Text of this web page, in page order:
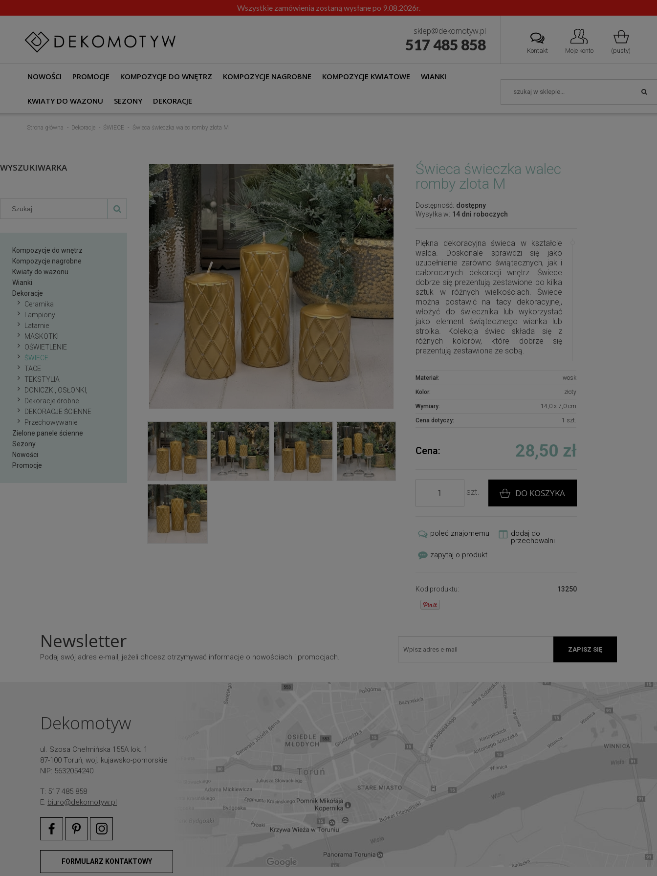
Wszystkie zamówienia zostaną wysłane po 9.08.2026r.
Kontakt Moje konto (pusty)
sklep@dekomotyw.pl
517 485 858
NOWOŚCI PROMOCJE KOMPOZYCJE DO WNĘTRZ KOMPOZYCJE NAGROBNE KOMPOZYCJE KWIATOWE WIANKI
KWIATY DO WAZONU SEZONY DEKORACJE
Strona główna Dekoracje ŚWIECE Świeca świeczka walec romby zlota M
WYSZUKIWARKA
Kompozycje do wnętrz
Kompozycje nagrobne
Kwiaty do wazonu
Wianki
Dekoracje
Ceramika
Lampiony
Latarnie
MASKOTKI
OŚWIETLENIE
ŚWIECE
TACE
TEKSTYLIA
DONICZKI, OSŁONKI,
Dekoracje drobne
DEKORACJE ŚCIENNE
Przechowywanie
Zielone panele ścienne
Sezony
Nowości
Promocje
Świeca świeczka walec
romby zlota M
Dostępność: dostępny
Wysyłka w: 14 dni roboczych
Piękna dekoracyjna świeca w kształcie
walca. Doskonale sprawdzi się jako
uzupełnienie zarówno świątecznych, jak i
całorocznych dekoracji wnętrz. Świece
dobrze się prezentują zestawione po kilka
sztuk w różnych wielkościach. Świece
można postawić na tacy dekoracyjnej,
włożyć do świecznika lub wykorzystać
jako element świątecznego wianka lub
stroika. Kolekcja świec składa się z
różnych kolorów, które dobrze się
prezentują zestawione ze sobą.
Materiał: wosk
Kolor: złoty
Wymiary: 14,0 x 7,0 cm
Cena dotyczy: 1 szt.
Cena: 28,50 zł
szt. DO KOSZYKA
poleć znajomemu
dodaj do
przechowalni
zapytaj o produkt
Kod produktu: 13250
Newsletter
Podaj swój adres e-mail, jeżeli chcesz otrzymywać informacje o nowościach i promocjach.
ZAPISZ SIĘ
Dekomotyw
ul. Szosa Chełmińska 155A lok. 1
87-100 Toruń, woj. kujawsko-pomorskie
NIP: 5632054240
T: 517 485 858
E: biuro@dekomotyw.pl
FORMULARZ KONTAKTOWY